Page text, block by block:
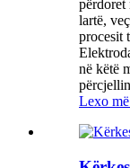
përdoret
lartë,
procesit
në këtë
Lexo